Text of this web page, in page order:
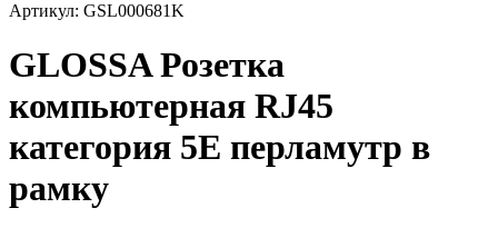
Артикул: GSL000681K
GLOSSA Розетка
компьютерная RJ45
категория 5E перламутр в
рамку